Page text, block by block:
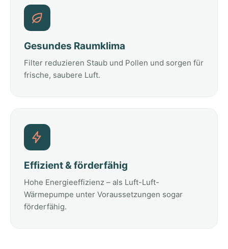
Gesundes Raumklima
Filter reduzieren Staub und Pollen und sorgen für
frische, saubere Luft.
Effizient & förderfähig
Hohe Energieeffizienz – als Luft-Luft-
Wärmepumpe unter Voraussetzungen sogar
förderfähig.